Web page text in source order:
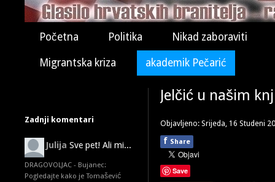
Početna Politika Nikad zaboraviti
Migrantska kriza akademik Pečarić
Zadnji komentari
Julija Sve pet! Ali mi...
DRAGOVOLJAC - Bujanec:
Pogledajte kako je Tomašević
Jelčić u našim
Objavljeno: Srijeda, 16 Studeni
f Share
Save